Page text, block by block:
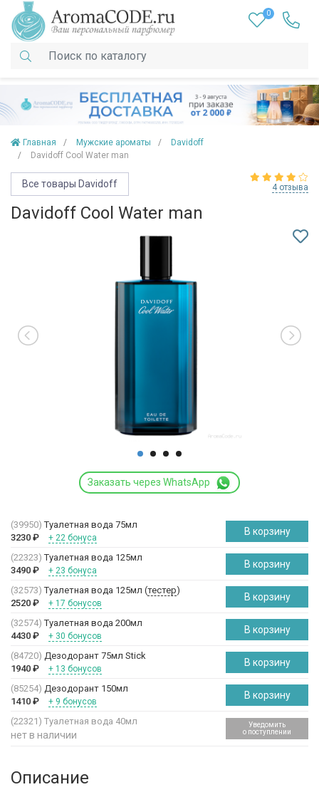
0
Главная Мужские ароматы
Davidoff
Davidoff Cool Water man
Все товары Davidoff 4 отзыва
Davidoff Cool Water man
Заказать через WhatsApp
(39950) Туалетная вода 75мл
3230 ₽ + 22 бонуса
В корзину
(22323) Туалетная вода 125мл
3490 ₽ + 23 бонуса
В корзину
(32573) Туалетная вода 125мл (тестер)
2520 ₽ + 17 бонусов
В корзину
(32574) Туалетная вода 200мл
4430 ₽ + 30 бонусов
В корзину
(84720) Дезодорант 75мл Stick
1940 ₽ + 13 бонусов
В корзину
(85254) Дезодорант 150мл
1410 ₽ + 9 бонусов
В корзину
(22321) Туалетная вода 40мл
нет в наличии
Уведомить
о поступлении
Описание